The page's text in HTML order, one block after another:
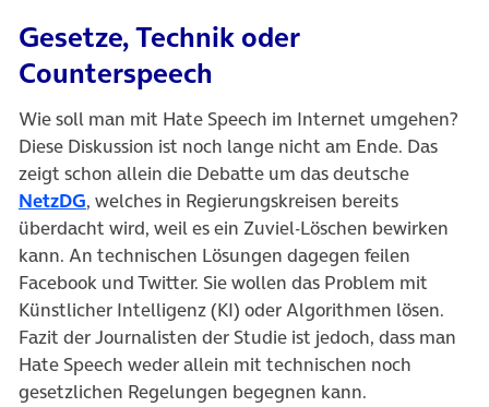
Gesetze, Technik oder
Counterspeech
Wie soll man mit Hate Speech im Internet umgehen?
Diese Diskussion ist noch lange nicht am Ende. Das
zeigt schon allein die Debatte um das deutsche
NetzDG(öffnet in neuem Tab)
, welches in Regierungskreisen bereits
überdacht wird, weil es ein Zuviel-Löschen bewirken
kann. An technischen Lösungen dagegen feilen
Facebook und Twitter. Sie wollen das Problem mit
Künstlicher Intelligenz (KI) oder Algorithmen lösen.
Fazit der Journalisten der Studie ist jedoch, dass man
Hate Speech weder allein mit technischen noch
gesetzlichen Regelungen begegnen kann.